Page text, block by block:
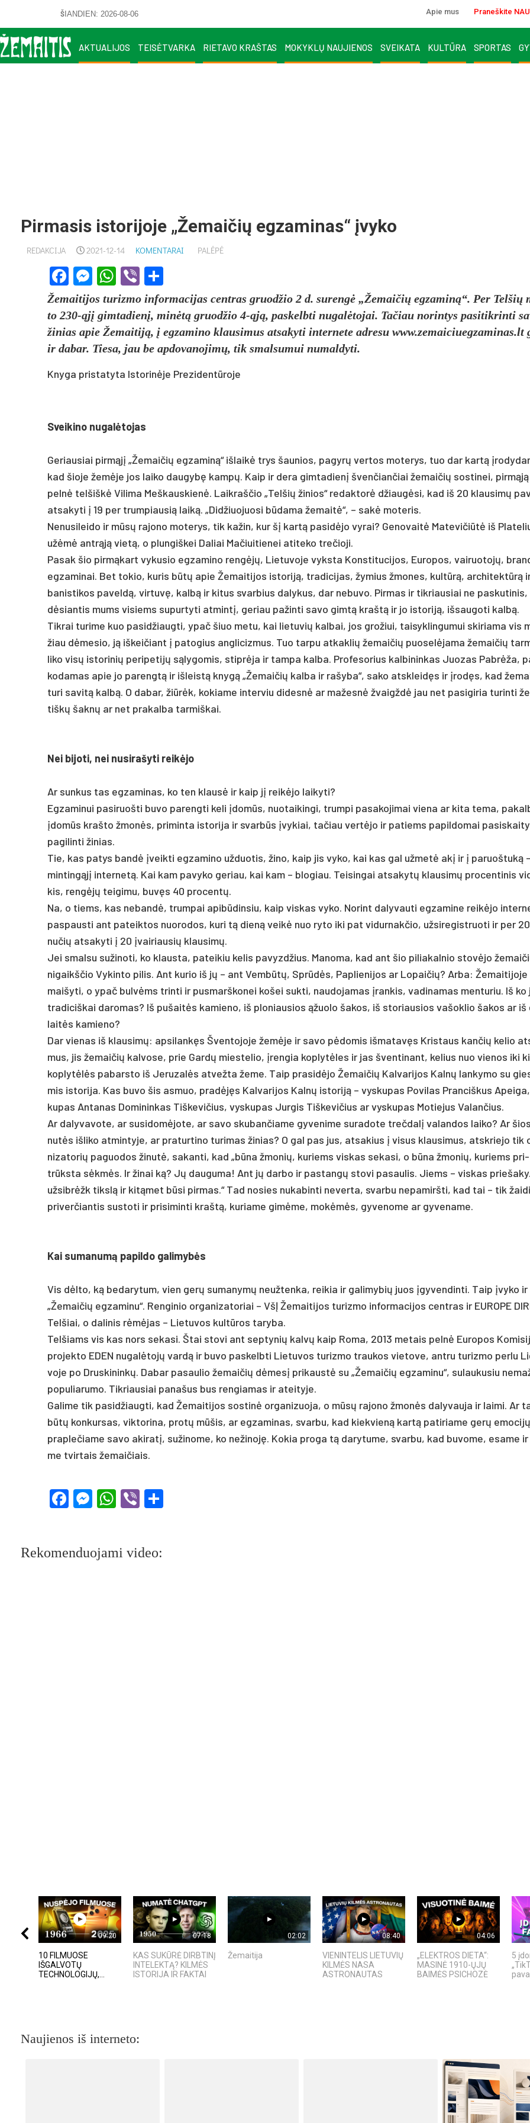
ŠIANDIEN: 2026-08-06 Apie mus Praneškite
AKTUALIJOS TEISĖTVARKA RIETAVO KRAŠTAS MOKYKLŲ NAUJIENOS SVEIKATA KULTŪRA SPORTAS
Pirmasis istorijoje „Žemaičių egzaminas“ įvyko
REDAKCIJA 2021-12-14 KOMENTARAI PALĖPĖ
Facebook
Messenger
WhatsApp
Viber
Že­mai­ti­jos tu­riz­mo in­for­ma­ci­jas cent­ras gruod­žio 2 d. su­rengė „Že­mai­čių eg­za­miną“. Per Tel­šių
to 230-ąjį gim­ta­dienį, minėtą gruod­žio 4-ąją, pa­skelb­ti nu­galė­to­jai. Ta­čiau no­rin­tys pa­si­tik­rin­ti
ži­nias apie Že­mai­tiją, į eg­za­mi­no klau­si­mus at­sa­ky­ti in­ter­ne­te ad­re­su www.ze­mai­ciueg­za­mi­nas.lt
ir da­bar. Tie­sa, jau be ap­do­va­no­jimų, tik smal­su­mui nu­mal­dy­ti.
Knyga pristatyta Istorinėje Prezidentūroje
Svei­ki­no nu­galė­to­jas
Ge­riau­siai pirmąjį „Že­mai­čių eg­za­miną“ iš­laikė trys šau­nios, pa­gyrų ver­tos mo­te­rys, tuo dar kartą
kad šio­je žemė­je jos lai­ko dau­gybę kampų. Kaip ir de­ra gim­ta­dienį šven­čian­čiai že­mai­čių sos­ti­nei,
pelnė tel­šiškė Vi­li­ma Meš­kaus­kienė. Laik­raš­čio „Tel­šių ži­nios“ re­dak­torė džiaugė­si, kad iš 20 klau­simų
at­sa­ky­ti į 19 per trum­piau­sią laiką. „Did­žiuo­juo­si būda­ma že­maitė“, – sakė mo­te­ris.
Ne­nu­si­lei­do ir mūsų ra­jo­no mo­te­rys, tik ka­žin, kur šį kartą pa­si­dėjo vy­rai? Ge­no­vaitė Ma­te­vi­čiūtė iš
užėmė ant­rąją vietą, o plun­giš­kei Da­liai Ma­čiui­tie­nei ati­te­ko tre­čio­ji.
Pa­sak šio pirmą­kart vy­ku­sio eg­za­mi­no rengėjų, Lie­tu­vo­je vyks­ta Kons­ti­tu­ci­jos, Eu­ro­pos, vai­ruo­tojų,
eg­za­mi­nai. Bet to­kio, ku­ris būtų apie Že­mai­ti­jos is­to­riją, tra­di­ci­jas, žy­mius žmo­nes, kultūrą, ar­chi­tektūrą
ba­nis­ti­kos pa­veldą, vir­tuvę, kalbą ir ki­tus svar­bius da­ly­kus, dar ne­bu­vo. Pir­mas ir tik­riau­siai ne
dėsian­tis mums vi­siems su­pur­ty­ti at­mintį, ge­riau pa­žin­ti sa­vo gimtą kraštą ir jo is­to­riją, iš­sau­go­ti kalbą.
Tik­rai tu­ri­me kuo pa­si­džiaug­ti, ypač šiuo me­tu, kai lie­tu­vių kal­bai, jos gro­žiui, tai­syk­lin­gu­mui ski­ria­ma vis
žiau dėme­sio, ją iš­kei­čiant į pa­to­gius ang­li­ciz­mus. Tuo tar­pu at­kak­lių že­mai­čių puo­selė­ja­ma že­mai­čių
li­ko visų is­to­ri­nių pe­ri­pe­tijų sąly­go­mis, stiprė­ja ir tam­pa kal­ba. Pro­fe­so­rius kal­bi­nin­kas Juo­zas Pabrė­ža,
ko­da­mas apie jo pa­rengtą ir iš­leistą knygą „Že­mai­čių kal­ba ir ra­šy­ba“, sa­ko at­skleidęs ir įrodęs, kad
tu­ri sa­vitą kalbą. O da­bar, žiūrėk, ko­kia­me in­ter­viu di­desnė ar ma­žesnė žvaigždė jau net pa­si­gi­ria tu­rin­ti
tiškų šaknų ar net pra­kal­ba tar­miš­kai.
Nei bi­jo­ti, nei nu­si­ra­šy­ti reikė­jo
Ar sun­kus tas eg­za­mi­nas, ko ten klausė ir kaip jį reikė­jo lai­ky­ti?
Eg­za­mi­nui pa­si­ruoš­ti bu­vo pa­reng­ti ke­li įdomūs, nuo­tai­kin­gi, trum­pi pa­sa­ko­ji­mai vie­na ar ki­ta te­ma,
įdomūs kraš­to žmonės, pri­min­ta is­to­ri­ja ir svarbūs įvy­kiai, ta­čiau vertė­jo ir pa­tiems pa­pil­do­mai
pa­gi­lin­ti ži­nias.
Tie, kas pa­tys bandė įveik­ti eg­za­mi­no už­duo­tis, ži­no, kaip jis vy­ko, kai kas gal už­metė akį ir į pa­ruoš­tuką
min­tingąjį in­ter­netą. Kai kam pa­vy­ko ge­riau, kai kam – blo­giau. Tei­sin­gai at­sa­kytų klau­simų pro­cen­ti­nis
kis, rengėjų tei­gi­mu, buvęs 40 pro­centų.
Na, o tiems, kas ne­bandė, trum­pai api­būdin­siu, kaip vis­kas vy­ko. No­rint da­ly­vau­ti eg­za­mi­ne reikė­jo
pa­spaus­ti ant pa­teik­tos nuo­ro­dos, ku­ri tą dieną veikė nuo ry­to iki pat vi­dur­nak­čio, už­si­re­gist­ruo­ti ir per
nu­čių at­sa­ky­ti į 20 įvai­riau­sių klau­simų.
Jei smal­su su­ži­no­ti, ko klaus­ta, pa­tei­kiu ke­lis pa­vyzd­žius. Ma­no­ma, kad ant šio pi­lia­kal­nio stovė­jo
ni­gaikš­čio Vy­kin­to pi­lis. Ant ku­rio iš jų – ant Vembūtų, Sprūdės, Pap­lie­ni­jos ar Lo­pai­čių? Ar­ba: Že­mai­ti­jo­je
mai­šy­ti, o ypač bulvėms trin­ti ir pus­marš­ko­nei ko­šei su­kti, nau­do­ja­mas įran­kis, va­di­na­mas men­tu­riu. Iš ko
tra­di­ciš­kai da­ro­mas? Iš pu­šaitės ka­mie­no, iš plo­niau­sios ąžuo­lo ša­kos, iš sto­riau­sios va­šok­lio ša­kos ar
laitės ka­mie­no?
Dar vie­nas iš klau­simų: ap­si­lankęs Šven­to­jo­je žemė­je ir sa­vo pėdo­mis iš­ma­tavęs Kris­taus kan­čių ke­lio
mus, jis že­mai­čių kal­vo­se, prie Gardų mies­te­lio, įren­gia kop­lytė­les ir jas šven­ti­nant, ke­lius nuo vie­nos iki
kop­lytėlės pa­bars­to iš Je­ru­zalės at­vež­ta že­me. Taip pra­si­dėjo Že­mai­čių Kal­va­ri­jos Kalnų lan­ky­mo su
mis is­to­ri­ja. Kas bu­vo šis as­muo, pra­dėjęs Kal­va­ri­jos Kalnų is­to­riją – vys­ku­pas Po­vi­las Pran­ciš­kus
ku­pas An­ta­nas Do­mi­nin­kas Tiš­ke­vi­čius, vys­ku­pas Jur­gis Tiš­ke­vi­čius ar vys­ku­pas Mo­tie­jus Va­lan­čius.
Ar da­ly­va­vo­te, ar su­si­domė­jo­te, ar sa­vo sku­ban­čia­me gy­ve­ni­me su­ra­do­te treč­dalį va­lan­dos lai­ko? Ar
nutės iš­li­ko at­min­ty­je, ar pra­tur­ti­no tu­ri­mas ži­nias? O gal pas jus, at­sa­kius į vi­sus klau­si­mus, at­skrie­jo
ni­za­to­rių pa­guo­dos ži­nutė, sa­kan­ti, kad „būna žmo­nių, ku­riems vis­kas se­ka­si, o būna žmo­nių, ku­riems pri­
trūksta sėkmės. Ir ži­nai ką? Jų dau­gu­ma! Ant jų dar­bo ir pa­stangų sto­vi pa­sau­lis. Jiems – vis­kas
už­sibrėžk tikslą ir kitą­met būsi pir­mas.“ Tad no­sies nu­ka­bin­ti ne­ver­ta, svar­bu ne­pa­mirš­ti, kad tai – tik
pri­ver­čian­tis su­sto­ti ir pri­si­min­ti kraštą, ku­ria­me gimė­me, mokėmės, gy­ve­no­me ar gy­ve­na­me.
Kai su­ma­numą pa­pil­do ga­li­mybės
Vis dėlto, ką be­da­ry­tum, vien gerų su­ma­nymų neuž­ten­ka, rei­kia ir ga­li­my­bių juos įgy­ven­din­ti. Taip įvy­ko ir
„Že­mai­čių eg­za­mi­nu“. Ren­gi­nio or­ga­ni­za­to­riai – VšĮ Že­mai­ti­jos tu­riz­mo in­for­ma­ci­jos cent­ras ir EU­RO­PE
Tel­šiai, o da­li­nis rėmėjas – Lie­tu­vos kultū­ros ta­ry­ba.
Tel­šiams vis kas nors se­ka­si. Štai sto­vi ant sep­ty­nių kalvų kaip Ro­ma, 2013 me­tais pelnė Eu­ro­pos
pro­jek­to EDEN nu­galė­tojų vardą ir bu­vo pa­skelb­ti Lie­tu­vos tu­riz­mo trau­kos vie­to­ve, ant­ru tu­riz­mo per­lu
vo­je po Drus­ki­ninkų. Da­bar pa­sau­lio že­mai­čių dėmesį pri­kaustė su „Že­mai­čių eg­za­mi­nu“, su­lau­ku­siu
po­pu­lia­ru­mo. Tik­riau­siai pa­na­šus bus ren­gia­mas ir atei­ty­je.
Ga­li­me tik pa­si­džiaug­ti, kad Že­mai­ti­jos sos­tinė or­ga­ni­zuo­ja, o mūsų ra­jo­no žmonės da­ly­vau­ja ir lai­mi. Ar
būtų kon­kur­sas, vik­to­ri­na, pro­tų mūšis, ar eg­za­mi­nas, svar­bu, kad kiek­vieną kartą pa­ti­ria­me gerų
pra­ple­čia­me sa­vo aki­ratį, su­ži­no­me, ko ne­ži­noję. Ko­kia pro­ga tą da­ry­tu­me, svar­bu, kad bu­vo­me, esa­me
me tvir­tais že­mai­čiais.
Facebook
Messenger
WhatsApp
Viber
Rekomenduojami video:
09:20
10 FILMUOSE
IŠGALVOTŲ
TECHNOLOGIJŲ,...
07:18
KAS SUKŪRĖ DIRBTINĮ
INTELEKTĄ? KILMĖS
ISTORIJA IR FAKTAI
02:02
Žemaitija
08:40
VIENINTELIS LIETUVIŲ
KILMĖS NASA
ASTRONAUTAS
04:06
„ELEKTROS DIETA“:
MASINĖ 1910-ŲJŲ
BAIMĖS PSICHOZĖ
5
Naujienos iš interneto: